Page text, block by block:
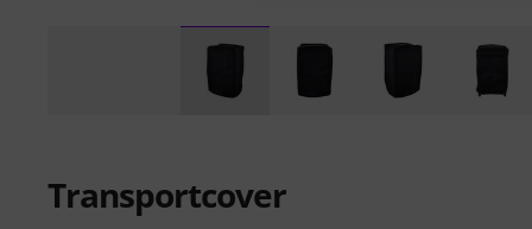
Transportcover